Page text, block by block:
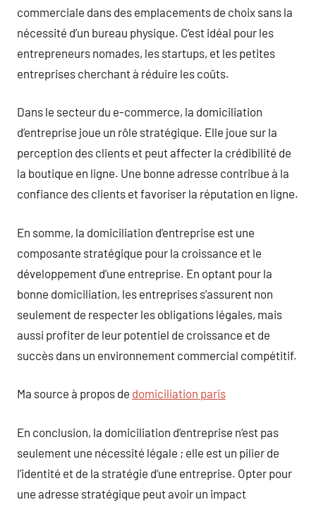
commerciale dans des emplacements de choix sans la
nécessité d’un bureau physique. C’est idéal pour les
entrepreneurs nomades, les startups, et les petites
entreprises cherchant à réduire les coûts.
Dans le secteur du e-commerce, la domiciliation
d’entreprise joue un rôle stratégique. Elle joue sur la
perception des clients et peut affecter la crédibilité de
la boutique en ligne. Une bonne adresse contribue à la
confiance des clients et favoriser la réputation en ligne.
En somme, la domiciliation d’entreprise est une
composante stratégique pour la croissance et le
développement d’une entreprise. En optant pour la
bonne domiciliation, les entreprises s’assurent non
seulement de respecter les obligations légales, mais
aussi profiter de leur potentiel de croissance et de
succès dans un environnement commercial compétitif.
Ma source à propos de domiciliation paris
En conclusion, la domiciliation d’entreprise n’est pas
seulement une nécessité légale ; elle est un pilier de
l’identité et de la stratégie d’une entreprise. Opter pour
une adresse stratégique peut avoir un impact